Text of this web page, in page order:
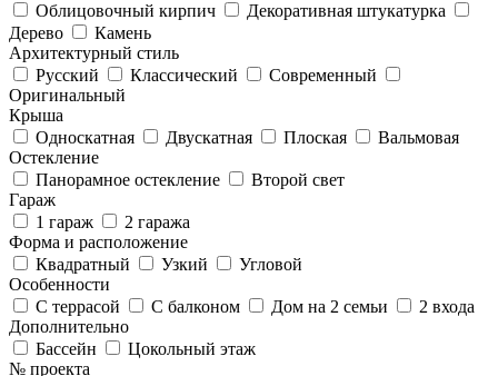
Облицовочный кирпич
Декоративная штукатурка
Дерево
Камень
Архитектурный стиль
Русский
Классический
Современный
Оригинальный
Крыша
Односкатная
Двускатная Плоская
Вальмовая
Остекление
Панорамное остекление
Второй свет
Гараж
1 гараж
2 гаража
Форма и расположение
Квадратный
Узкий
Угловой
Особенности
С террасой
С балконом Дом на 2 семьи
2 входа
Дополнительно
Бассейн
Цокольный этаж
№ проекта